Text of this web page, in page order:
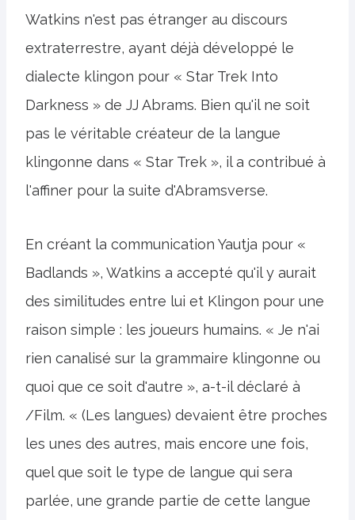
Watkins n'est pas étranger au discours
extraterrestre, ayant déjà développé le
dialecte klingon pour « Star Trek Into
Darkness » de JJ Abrams. Bien qu'il ne soit
pas le véritable créateur de la langue
klingonne dans « Star Trek », il a contribué à
l'affiner pour la suite d'Abramsverse.
En créant la communication Yautja pour «
Badlands », Watkins a accepté qu'il y aurait
des similitudes entre lui et Klingon pour une
raison simple : les joueurs humains. « Je n'ai
rien canalisé sur la grammaire klingonne ou
quoi que ce soit d'autre », a-t-il déclaré à
/Film. « (Les langues) devaient être proches
les unes des autres, mais encore une fois,
quel que soit le type de langue qui sera
parlée, une grande partie de cette langue